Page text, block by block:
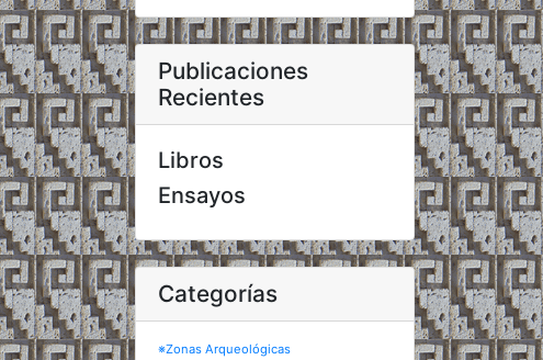
Publicaciones
Recientes
Libros
Ensayos
Categorías
※Zonas Arqueológicas